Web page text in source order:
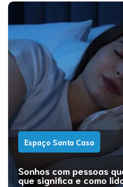
Espaço Santa Casa
Sonhos com pessoas
que significa e como